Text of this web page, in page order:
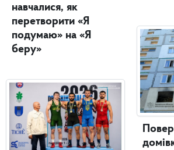
навчалися, як
перетворити «Я
подумаю» на «Я
беру»